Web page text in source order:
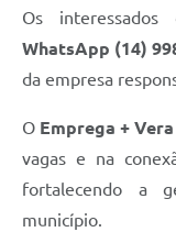
Os interessados
WhatsApp (14)
da empresa
O Emprega +
vagas e na
fortalecendo a
município.